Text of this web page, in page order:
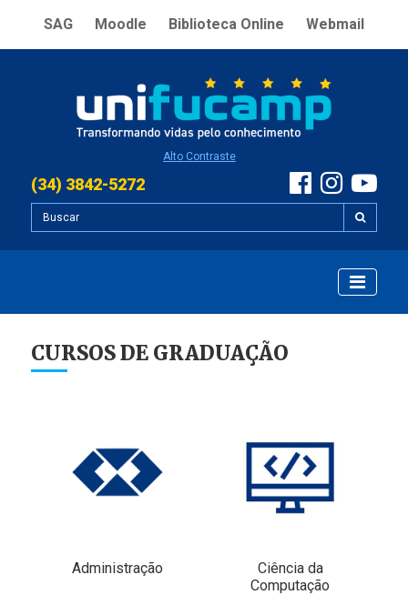
SAG Moodle Biblioteca Online Webmail
Alto Contraste
(34) 3842-5272
CURSOS DE GRADUAÇÃO
Administração
Ciência da
Computação